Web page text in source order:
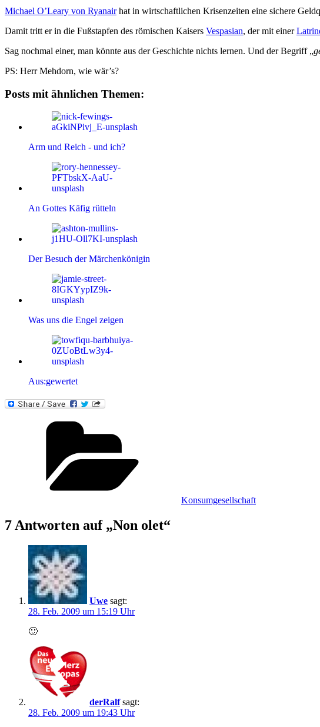
Michael O’Leary von Ryanairhat in wirtschaftlichen Krisenzeiten eine sichere
Damit tritt er in die Fußstapfen des römischen Kaisers Vespasian, der mit einer
Sag nochmal einer, man könnte aus der Geschichte nichts lernen. Und der Begriff „
PS: Herr Mehdorn, wie wär’s?
Posts mit ähnlichen Themen:
Arm und Reich - und ich?
An Gottes Käfig rütteln
Der Besuch der Märchenkönigin
Was uns die Engel zeigen
Aus:gewertet
Konsumgesellschaft
7 Antworten auf „Non olet“
Uwe sagt:
28. Feb. 2009 um 15:19 Uhr
🙂
derRalf sagt:
28. Feb. 2009 um 19:43 Uhr